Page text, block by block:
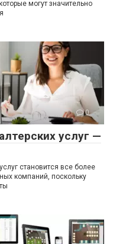
могут значительно
0
услуг —
становится все более
компаний, поскольку